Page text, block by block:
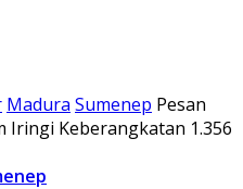
Madura Sumenep Pesan
Iringi Keberangkatan 1.356